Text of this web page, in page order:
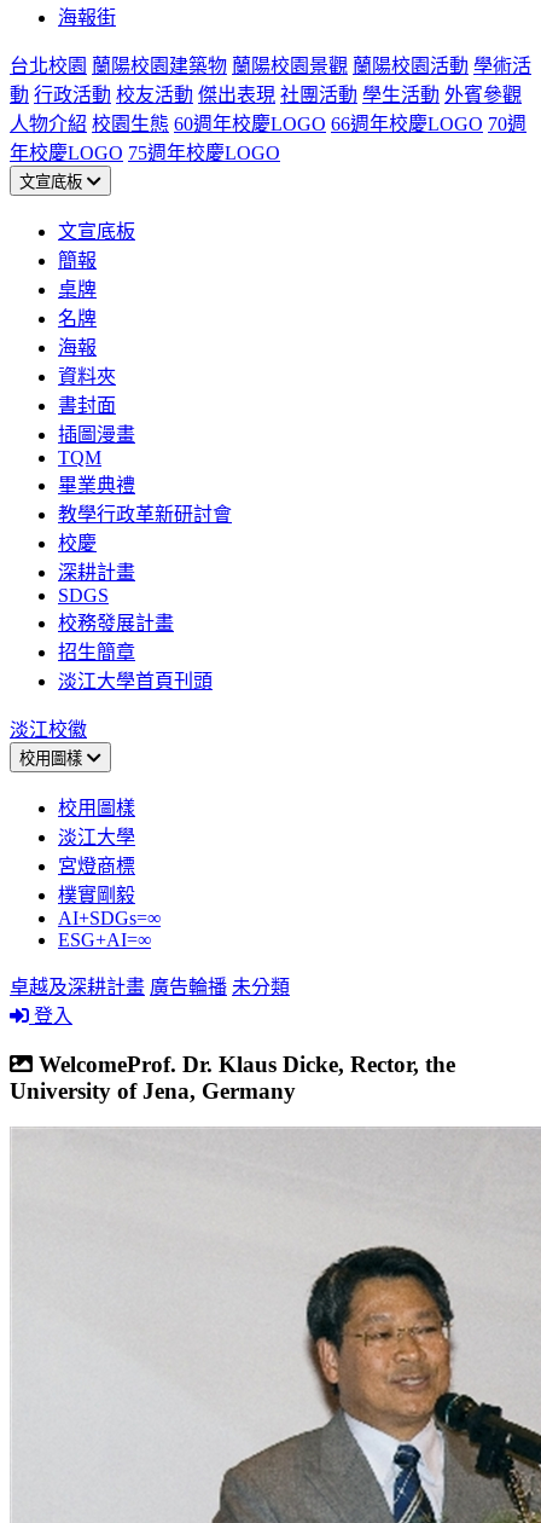
海報街
台北校園 蘭陽校園建築物 蘭陽校園景觀 蘭陽校園活動 學術活
動 行政活動 校友活動 傑出表現 社團活動 學生活動 外賓參觀
人物介紹 校園生態 60週年校慶LOGO 66週年校慶LOGO 70週
年校慶LOGO 75週年校慶LOGO
文宣底板
文宣底板
簡報
桌牌
名牌
海報
資料夾
書封面
插圖漫畫
TQM
畢業典禮
教學行政革新研討會
校慶
深耕計畫
SDGS
校務發展計畫
招生簡章
淡江大學首頁刊頭
淡江校徽
校用圖樣
校用圖樣
淡江大學
宮燈商標
樸實剛毅
AI+SDGs=∞
ESG+AI=∞
卓越及深耕計畫 廣告輪播 未分類
登入
WelcomeProf. Dr. Klaus Dicke, Rector, the
University of Jena, Germany